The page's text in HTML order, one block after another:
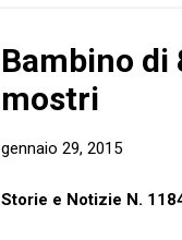
Bambino di
mostri
gennaio 29, 2015
Storie e Notizie N.